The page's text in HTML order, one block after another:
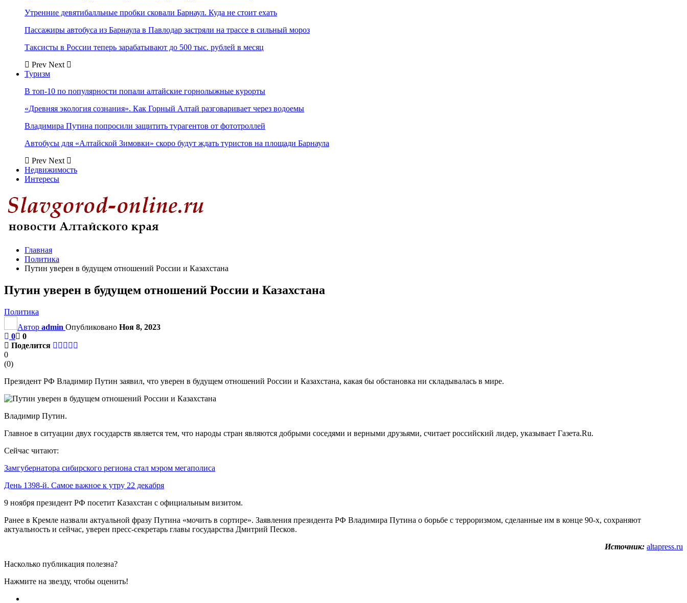
Утренние девятибалльные пробки сковали Барнаул. Куда не стоит ехать
Пассажиры автобуса из Барнаула в Павлодар застряли на трассе в сильный мороз
Таксисты в России теперь зарабатывают до 500 тыс. рублей в месяц
Prev Next
Туризм
В топ-10 по популярности попали алтайские горнолыжные курорты
«Древняя экология сознания». Как Горный Алтай разговаривает через водоемы
Владимира Путина попросили защитить турагентов от фототроллей
Автобусы для «Алтайской Зимовки» скоро будут ждать туристов на площади Барнаула
Prev Next
Недвижимость
Интересы
Главная
Политика
Путин уверен в будущем отношений России и Казахстана
Путин уверен в будущем отношений России и Казахстана
Политика
Автор admin Опубликовано Ноя 8, 2023
0
0
Поделится
0
(0)
Президент РФ Владимир Путин заявил, что уверен в будущем отношений России и Казахстана, какая бы обстановка ни складывалась в мире.
Владимир Путин.
Главное в ситуации двух государств является тем, что народы стран являются добрыми соседями и верными друзьями, считает российский лидер, указывает Газета.Ru.
Сейчас читают:
Замгубернатора сибирского региона стал мэром мегаполиса
День 1398-й. Самое важное к утру 22 декабря
9 ноября президент РФ посетит Казахстан с официальным визитом.
Ранее в Кремле назвали актуальной фразу Путина «мочить в сортире». Заявления президента РФ Владимира Путина о борьбе с терроризмом, сделанные им в конце 90-х, сохраняют
актуальность и сейчас, уверен пресс-секретарь главы государства Дмитрий Песков.
Источник: altapress.ru
Насколько публикация полезна?
Нажмите на звезду, чтобы оценить!